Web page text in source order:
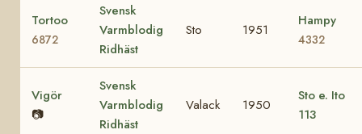
Tortoo
6872
Svensk
Varmblodig
Ridhäst
Sto 1951
Hampy
4332
Vigör
📷
Svensk
Varmblodig
Ridhäst
Valack 1950
Sto e. Ito
113